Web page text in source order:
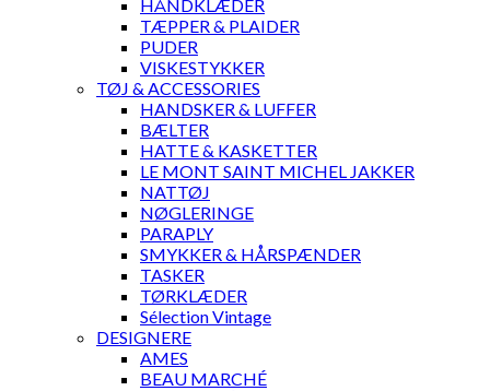
HÅNDKLÆDER
TÆPPER & PLAIDER
PUDER
VISKESTYKKER
TØJ & ACCESSORIES
HANDSKER & LUFFER
BÆLTER
HATTE & KASKETTER
LE MONT SAINT MICHEL JAKKER
NATTØJ
NØGLERINGE
PARAPLY
SMYKKER & HÅRSPÆNDER
TASKER
TØRKLÆDER
Sélection Vintage
DESIGNERE
AMES
BEAU MARCHÉ